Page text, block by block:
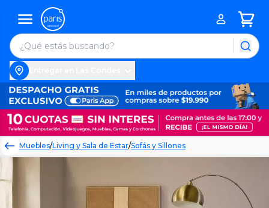
Muebles/Living y Sala de Estar/Sofás y Sillones